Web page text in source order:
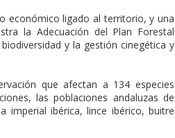
económico ligado al territorio, y una
la Adecuación del Plan Forestal
y la gestión cinegética y
que afectan a 134 especies
las poblaciones andaluzas de
imperial ibérica, lince ibérico, buitre